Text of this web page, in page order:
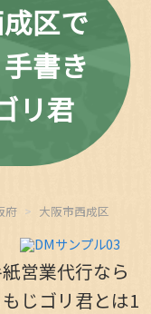
区で
書き
リ君
府 大阪市西成区
営業代行なら
じゴリ君とは1